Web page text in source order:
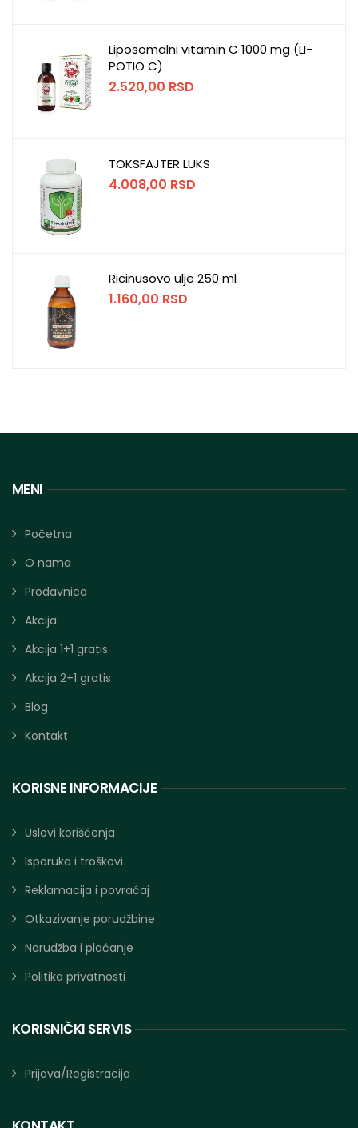
Liposomalni vitamin C 1000 mg (LI-
POTIO C)
2.520,00 RSD
TOKSFAJTER LUKS
4.008,00 RSD
Ricinusovo ulje 250 ml
1.160,00 RSD
MENI
Početna
O nama
Prodavnica
Akcija
Akcija 1+1 gratis
Akcija 2+1 gratis
Blog
Kontakt
KORISNE INFORMACIJE
Uslovi korišćenja
Isporuka i troškovi
Reklamacija i povraćaj
Otkazivanje porudžbine
Narudžba i plaćanje
Politika privatnosti
KORISNIČKI SERVIS
Prijava/Registracija